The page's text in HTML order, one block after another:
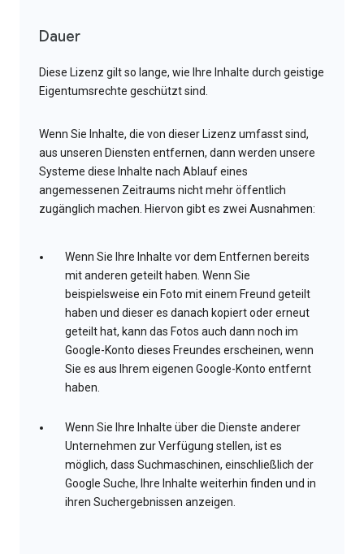
Dauer
Diese Lizenz gilt so lange, wie Ihre Inhalte durch geistige
Eigentumsrechte geschützt sind.
Wenn Sie Inhalte, die von dieser Lizenz umfasst sind,
aus unseren Diensten entfernen, dann werden unsere
Systeme diese Inhalte nach Ablauf eines
angemessenen Zeitraums nicht mehr öffentlich
zugänglich machen. Hiervon gibt es zwei Ausnahmen:
Wenn Sie Ihre Inhalte vor dem Entfernen bereits
mit anderen geteilt haben. Wenn Sie
beispielsweise ein Foto mit einem Freund geteilt
haben und dieser es danach kopiert oder erneut
geteilt hat, kann das Fotos auch dann noch im
Google-Konto dieses Freundes erscheinen, wenn
Sie es aus Ihrem eigenen Google-Konto entfernt
haben.
Wenn Sie Ihre Inhalte über die Dienste anderer
Unternehmen zur Verfügung stellen, ist es
möglich, dass Suchmaschinen, einschließlich der
Google Suche, Ihre Inhalte weiterhin finden und in
ihren Suchergebnissen anzeigen.